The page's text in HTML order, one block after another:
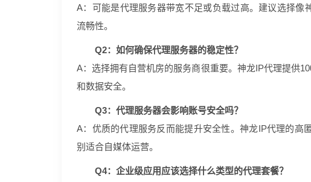
A：可能是代理服务器带宽不足或负载过高。建议选择
流畅性。
Q2：如何确保代理服务器的稳定性？
A：选择拥有自营机房的服务商很重要。神龙IP代理提供
和数据安全。
Q3：代理服务器会影响账号安全吗？
A：优质的代理服务反而能提升安全性。神龙IP代理的高
别适合自媒体运营。
Q4：企业级应用应该选择什么类型的代理套餐？